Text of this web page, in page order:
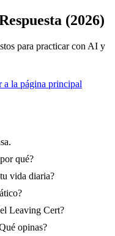
(2026)
para practicar con AI y
a la página principal
qué?
vida diaria?
Leaving Cert?
opinas?